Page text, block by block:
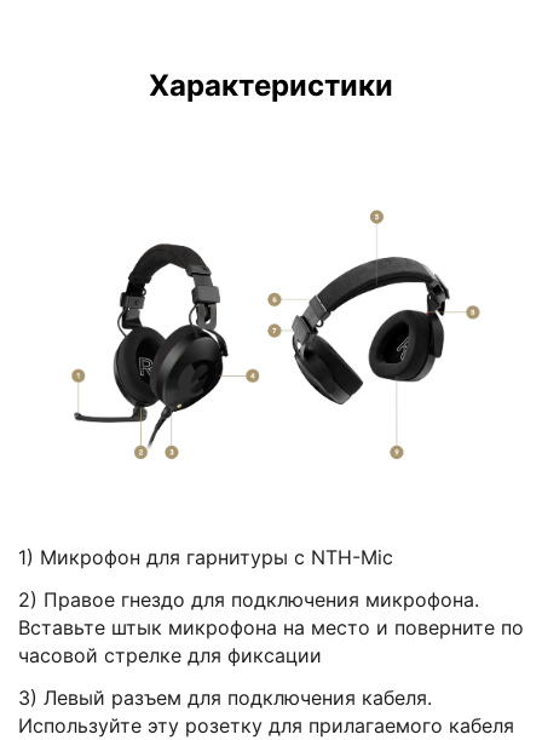
Представляем RØDECaster Video S
Характеристики
1) Микрофон для гарнитуры с NTH-Mic
2) Правое гнездо для подключения микрофона.
Вставьте штык микрофона на место и поверните по
часовой стрелке для фиксации
3) Левый разъем для подключения кабеля.
Используйте эту розетку для прилагаемого кабеля